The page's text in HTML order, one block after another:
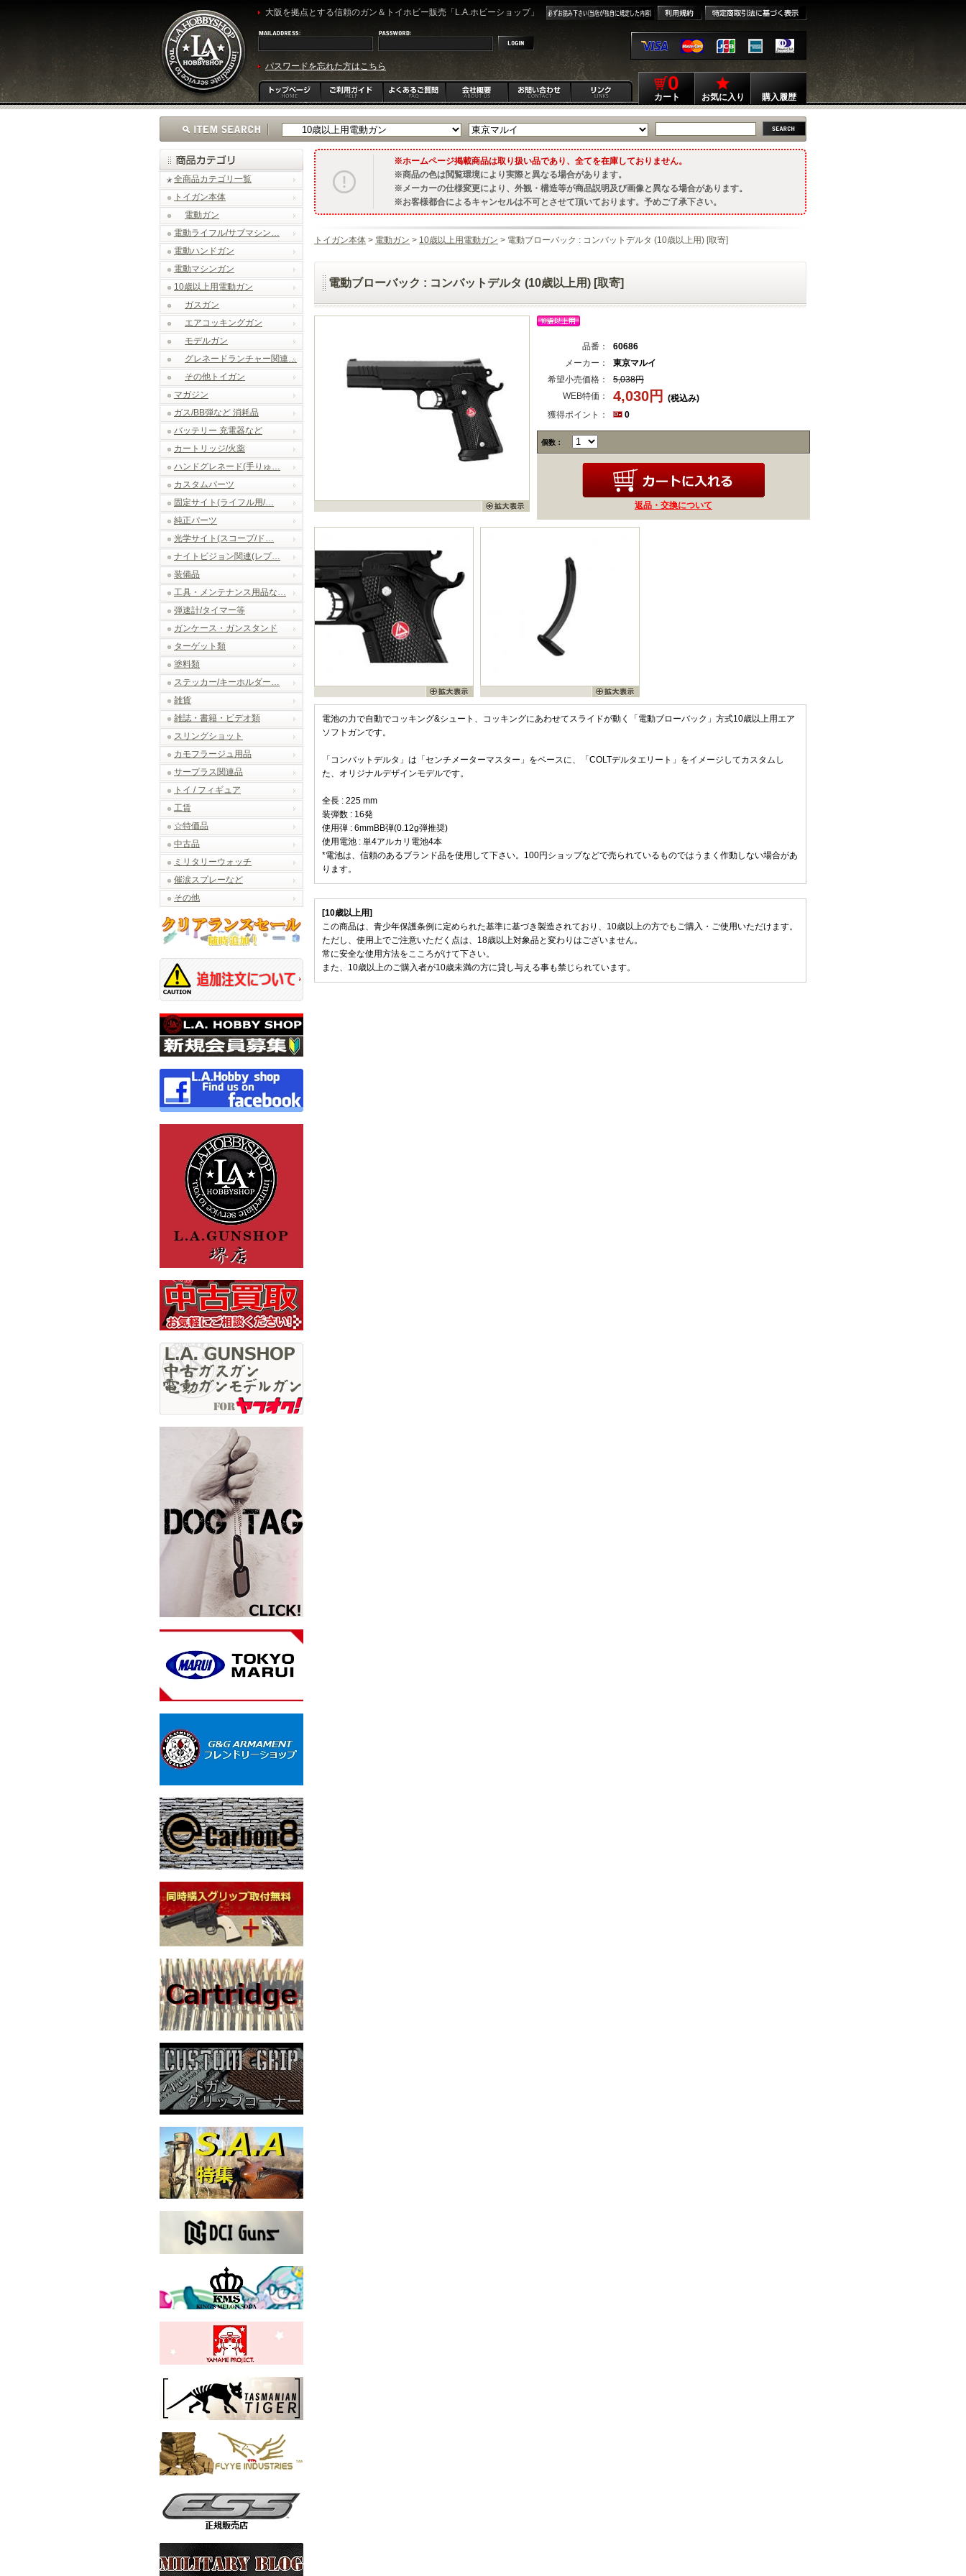
大阪を拠点とする信頼のガン＆トイホビー販売「L.A.ホビーショップ」
パスワードを忘れた方はこちら
0
カート お気に入り 購入履歴
全商品カテゴリ一覧
トイガン本体
電動ガン
電動ライフル/サブマシン…
電動ハンドガン
電動マシンガン
10歳以上用電動ガン
ガスガン
エアコッキングガン
モデルガン
グレネードランチャー関連…
その他トイガン
マガジン
ガス/BB弾など 消耗品
バッテリー 充電器など
カートリッジ/火薬
ハンドグレネード(手りゅ…
カスタムパーツ
固定サイト(ライフル用/…
純正パーツ
光学サイト(スコープ/ド…
ナイトビジョン関連(レプ…
装備品
工具・メンテナンス用品な…
弾速計/タイマー等
ガンケース・ガンスタンド
ターゲット類
塗料類
ステッカー/キーホルダー…
雑貨
雑誌・書籍・ビデオ類
スリングショット
カモフラージュ用品
サープラス関連品
トイ / フィギュア
工賃
☆特価品
中古品
ミリタリーウォッチ
催涙スプレーなど
その他
ホームページ掲載商品は取り扱い品であり、全てを在庫しておりません。
商品の色は閲覧環境により実際と異なる場合があります。
メーカーの仕様変更により、外観・構造等が商品説明及び画像と異なる場合があります。
お客様都合によるキャンセルは不可とさせて頂いております。予めご了承下さい。
トイガン本体 > 電動ガン > 10歳以上用電動ガン > 電動ブローバック : コンバットデルタ (10歳以上用) [取寄]
電動ブローバック : コンバットデルタ (10歳以上用) [取寄]
品番：
60686
メーカー：
東京マルイ
希望小売価格：
5,038円
WEB特価：
4,030円
(税込み)
獲得ポイント：
0
個数：
返品・交換について
電池の力で自動でコッキング&シュート、コッキングにあわせてスライドが動く「電動ブローバック」方式10歳以上用エア
ソフトガンです。
「コンバットデルタ」は「センチメーターマスター」をベースに、「COLTデルタエリート」をイメージしてカスタムし
た、オリジナルデザインモデルです。
全長 : 225 mm
装弾数 : 16発
使用弾 : 6mmBB弾(0.12g弾推奨)
使用電池 : 単4アルカリ電池4本
*電池は、信頼のあるブランド品を使用して下さい。100円ショップなどで売られているものではうまく作動しない場合があ
ります。
[10歳以上用]
この商品は、青少年保護条例に定められた基準に基づき製造されており、10歳以上の方でもご購入・ご使用いただけます。
ただし、使用上でご注意いただく点は、18歳以上対象品と変わりはございません。
常に安全な使用方法をこころがけて下さい。
また、10歳以上のご購入者が10歳未満の方に貸し与える事も禁じられています。